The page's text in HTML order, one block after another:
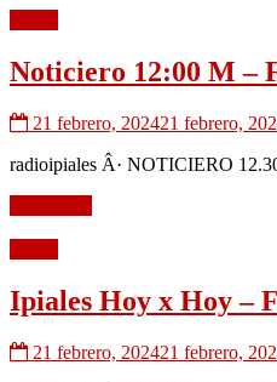
Noticiero 12:00 M –
21 febrero, 202421 febrero,
radioipiales Â· NOTICIERO
Ipiales Hoy x Hoy –
21 febrero, 202421 febrero,